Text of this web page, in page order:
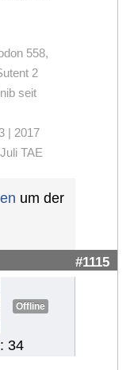
558,
2
seit
| 2017
TAE
um der
#1115
Offline
34